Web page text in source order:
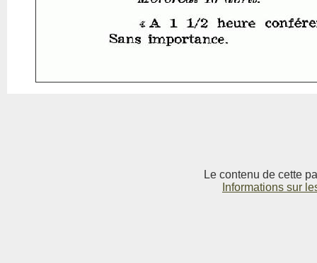
Le contenu de cette
Informations sur